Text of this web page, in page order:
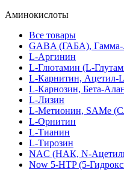
Аминокислоты
Все товары
GABA (ГАБА), Гамма-
L-Аргинин
L-Глютамин (L-
L-Карнитин, Ацетил-
L-Карнозин, Бета-
L-Лизин
L-Метионин, SAMe
L-Орнитин
L-Тианин
L-Тирозин
NAC (НАК, N-
Now 5-HTP (5-